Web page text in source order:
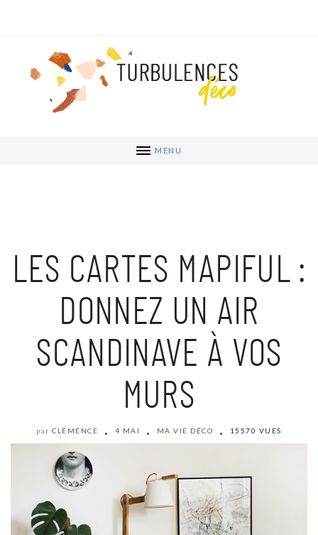
MENU
LES CARTES MAPIFUL :
DONNEZ UN AIR
SCANDINAVE À VOS
MURS
par CLÉMENCE 4 MAI MA VIE DÉCO 15570 VUES